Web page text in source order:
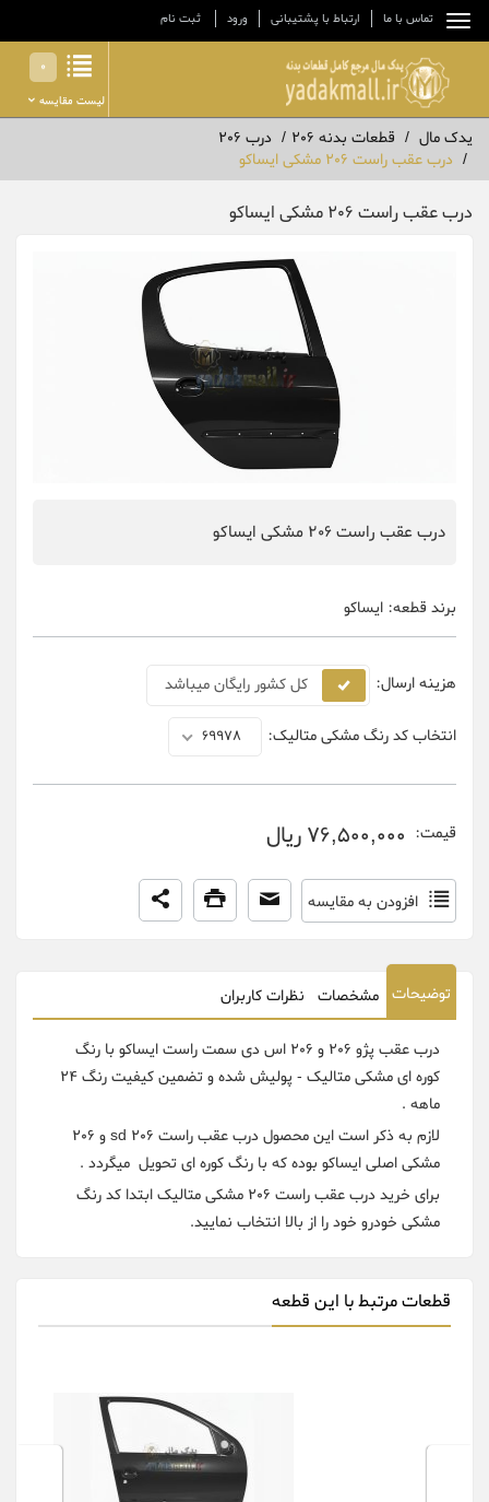
تماس با ما ارتباط با پشتیبانی ورود ثبت نام
0
لیست مقایسه
یدک مال قطعات بدنه 206
درب 206
درب عقب راست 206 مشکی ایساکو
درب عقب راست 206 مشکی ایساکو
درب عقب راست 206 مشکی ایساکو
برند قطعه: ایساکو
هزینه ارسال: کل کشور رایگان میباشد
انتخاب کد رنگ مشکی متالیک: 69978
قیمت: 76,500,000 ریال
افزودن به مقایسه
توضیحات مشخصات نظرات کاربران
درب عقب پژو 206 و 206 اس دی سمت راست ایساکو با رنگ
کوره ای مشکی متالیک - پولیش شده و تضمین کیفیت رنگ 24
ماهه .
لازم به ذکر است این محصول درب عقب راست 206 sd و 206
مشکی اصلی ایساکو بوده که با رنگ کوره ای تحویل میگردد .
برای خرید درب عقب راست 206 مشکی متالیک ابتدا کد رنگ
مشکی خودرو خود را از بالا انتخاب نمایید.
قطعات مرتبط با این قطعه